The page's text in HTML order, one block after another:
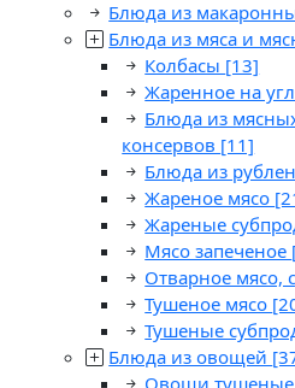
Блюда из
Блюда из мяса и
Колбасы [13]
Жаренное на
Блюда из
консервов [11]
Блюда из
Жареное мясо
Жареные
Мясо запеченое
Отварное мясо,
Тушеное мясо
Тушеные
Блюда из овощей